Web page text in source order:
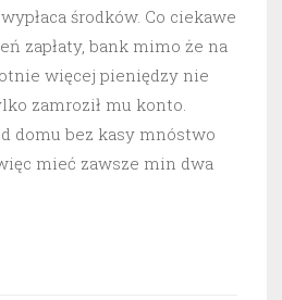
środków. Co ciekawe
zapłaty, bank mimo że na
więcej pieniędzy nie
zamroził mu konto.
domu bez kasy mnóstwo
mieć zawsze min dwa